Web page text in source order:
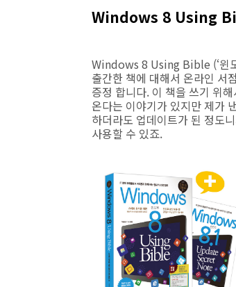
Windows 8 Using
Windows 8 Using Bible (‘윈
출간한 책에 대해서 온라인 서
증정 합니다. 이 책을 쓰기 위
온다는 이야기가 있지만 제가
하더라도 업데이트가 된 정도
사용할 수 있죠.